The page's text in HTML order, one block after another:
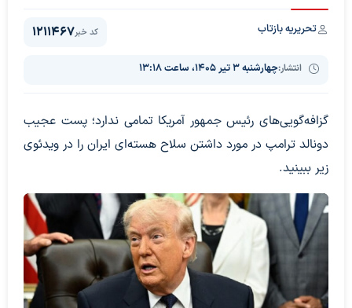
تحریریه بازتاب
انتشار:چهارشنبه ۳ تیر ۱۴۰۵، ساعت ۱۳:۱۸
کد خبر1211467
گزافه‌گویی‌های رئیس جمهور آمریکا تمامی ندارد؛ پست عجیب
دونالد ترامپ در مورد داشتن سلاح هسته‌ای ایران را در ویدئوی
زیر ببینید.